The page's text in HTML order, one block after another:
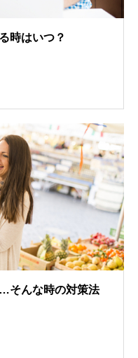
時はいつ？
そんな時の対策法